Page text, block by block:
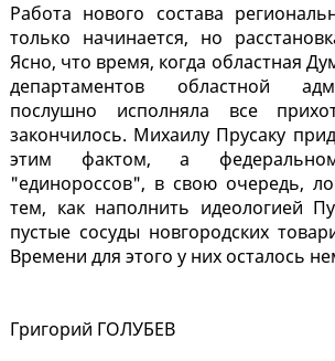
Работа нового состава
только начинается, но
Ясно, что время, когда областная
департаментов областной
послушно исполняла все
закончилось. Михаилу Прусаку
этим фактом, а
"единороссов", в свою очередь,
тем, как наполнить идеологией
пустые сосуды новгородских
Времени для этого у них осталось
Григорий ГОЛУБЕВ